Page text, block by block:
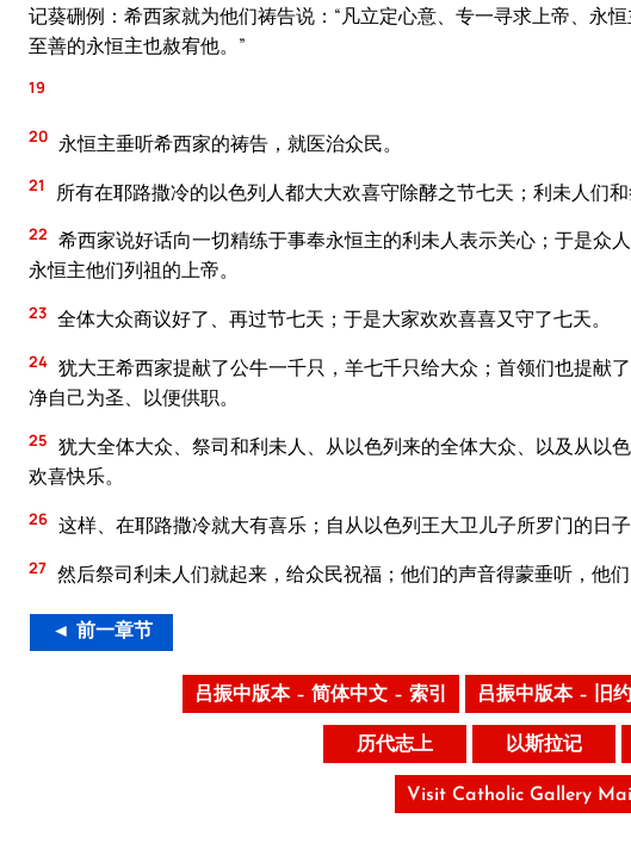
记葵硎例：希西家就为他们祷告说：“凡立定心意、专一寻求上帝、永
至善的永恒主也赦宥他。”
19
20 永恒主垂听希西家的祷告，就医治众民。
21 所有在耶路撒冷的以色列人都大大欢喜守除酵之节七天；利未人们
22 希西家说好话向一切精练于事奉永恒主的利未人表示关心；于是众
永恒主他们列祖的上帝。
23 全体大众商议好了、再过节七天；于是大家欢欢喜喜又守了七天。
24 犹大王希西家提献了公牛一千只，羊七千只给大众；首领们也提献
净自己为圣、以便供职。
25 犹大全体大众、祭司和利未人、从以色列来的全体大众、以及从以
欢喜快乐。
26 这样、在耶路撒冷就大有喜乐；自从以色列王大卫儿子所罗门的日
27 然后祭司利未人们就起来，给众民祝福；他们的声音得蒙垂听，他
◄ 前一章节
吕振中版本 – 简体中文 – 索引 吕振中版本 – 旧
历代志上 以斯拉记
Visit Catholic Gallery